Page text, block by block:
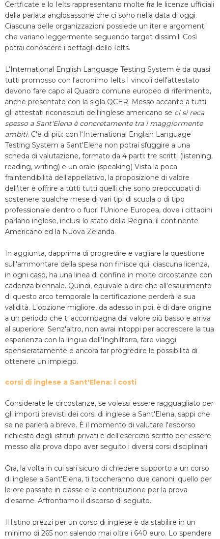
Certficate e lo Ielts rappresentano molte fra le licenze ufficiali
della parlata anglosassone che ci sono nella data di oggi.
Ciascuna delle organizzazioni possiede un iter e argomenti
che variano leggermente seguendo target dissimili Così
potrai conoscere i dettagli dello Ielts.
L‘International English Language Testing System è da quasi
tutti promosso con l'acronimo Ielts I vincoli dell'attestato
devono fare capo al Quadro comune europeo di riferimento,
anche presentato con la sigla QCER. Messo accanto a tutti
gli attestati riconosciuti dell'inglese americano se ci si reca
spesso a Sant'Elena è concretamente tra i maggiormente
ambiti. C'è di più: con l‘International English Language
Testing System a Sant'Elena non potrai sfuggire a una
scheda di valutazione, formato da 4 parti: tre scritti (listening,
reading, writing) e un orale (speaking) Vista la poca
fraintendibilità dell'appellativo, la proposizione di valore
dell'iter è offrire a tutti tutti quelli che sono preoccupati di
sostenere qualche mese di vari tipi di scuola o di tipo
professionale dentro o fuori l'Unione Europea, dove i cittadini
parlano inglese, inclusi lo stato della Regina, il continente
Americano ed la Nuova Zelanda.
In aggiunta, dapprima di progredire e vagliare la questione
sull'ammontare della spesa non finisce qui: ciascuna licenza,
in ogni caso, ha una linea di confine in molte circostanze con
cadenza biennale. Quindi, equivale a dire che all'esaurimento
di questo arco temporale la certificazione perderà la sua
validità. L'opzione migliore, da adesso in poi, è di dare origine
a un periodo che ti accompagna dal valore più basso e arriva
al superiore. Senz'altro, non avrai intoppi per accrescere la tua
esperienza con la lingua dell'Inghilterra, fare viaggi
spensieratamente e ancora far progredire le possibilità di
ottenere un impiego.
corsi di inglese a Sant'Elena: i costi
Considerate le circostanze, se volessi essere ragguagliato per
gli importi previsti dei corsi di inglese a Sant'Elena, sappi che
se ne parlerà a breve. È il momento di valutare l'esborso
richiesto degli istituti privati e dell'esercizio scritto per essere
messo alla prova dopo aver seguito i diversi corsi disciplinari
Ora, la volta in cui sari sicuro di chiedere supporto a un corso
di inglese a Sant'Elena, ti toccheranno due canoni: quello per
le ore passate in classe e la contribuzione per la prova
d'esame. Affrontiamo il discorso di seguito.
Il listino prezzi per un corso di inglese è da stabilire in un
minimo di 265 non salendo mai oltre i 640 euro. Lo spendere